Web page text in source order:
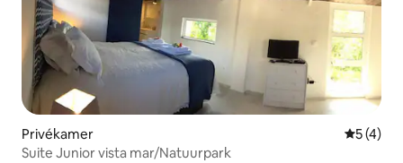
Privékamer
5 (4)
Suite Junior vista mar/Natuurpark